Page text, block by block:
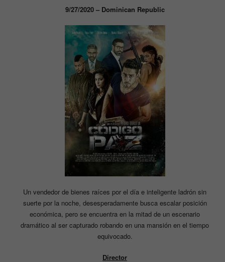
9/27/2020 – Dominican Republic
Un vendedor de bienes raíces por el día e inteligente ladrón sin
suerte por la noche, desesperadamente busca escalar posición
económica, pero se encuentra en la mitad de un escenario
dramático al ser capturado robando en una mansión en el tiempo
equivocado.
Director